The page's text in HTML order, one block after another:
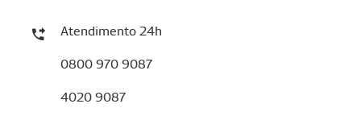
Atendimento 24h
0800 970 9087
4020 9087